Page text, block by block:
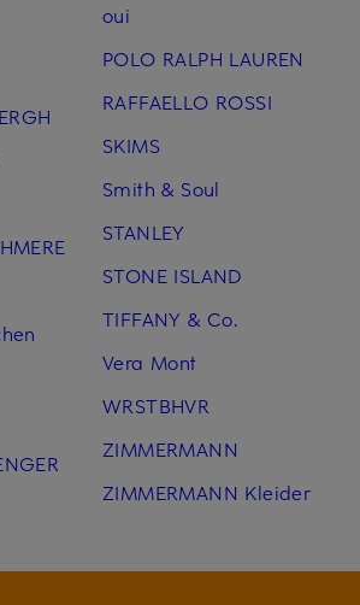
oui
POLO RALPH LAUREN
RAFFAELLO ROSSI
SKIMS
Smith & Soul
STANLEY
STONE ISLAND
TIFFANY & Co.
Vera Mont
WRSTBHVR
ZIMMERMANN
ZIMMERMANN Kleider